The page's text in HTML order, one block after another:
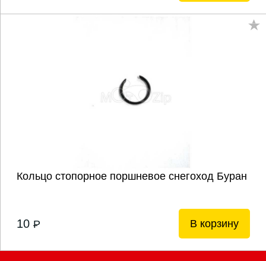
Кольцо стопорное поршневое снегоход Буран
10 P В корзину